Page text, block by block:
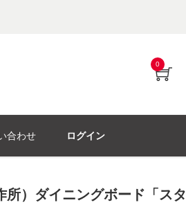
0
合わせ ログイン
所）ダイニングボード「スタ